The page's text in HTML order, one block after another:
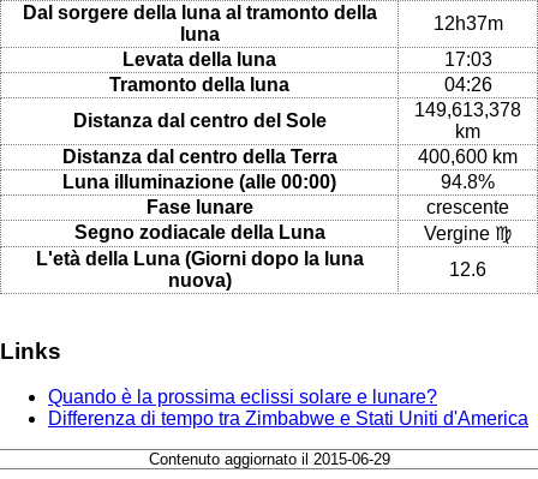
Dal sorgere della luna al tramonto della
luna
12h37m
Levata della luna
17:03
Tramonto della luna
04:26
Distanza dal centro del Sole
149,613,378
km
Distanza dal centro della Terra
400,600 km
Luna illuminazione (alle 00:00)
94.8%
Fase lunare
crescente
Segno zodiacale della Luna
Vergine ♍
L'età della Luna (Giorni dopo la luna
nuova)
12.6
Links
Quando è la prossima eclissi solare e lunare?
Differenza di tempo tra Zimbabwe e Stati Uniti d'America
Contenuto aggiornato il 2015-06-29